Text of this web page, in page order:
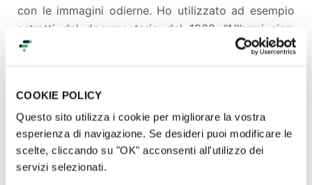
COOKIE POLICY
Questo sito utilizza i cookie per migliorare la vostra
esperienza di navigazione. Se desideri puoi modificare le
scelte, cliccando su "OK" acconsenti all'utilizzo dei
servizi selezionati.
con le immagini odierne. Ho utilizzato ad esempio
estratti dal documentario del 1962 “All’armi siam
fascisti!”
di Lino Del Fra, Cecilia Mangini e Lino
libreria inglese bombardata, dove alcuni reduci
cercano ostinatamente tra le macerie testimonianze
utili da recuperare e salvare.